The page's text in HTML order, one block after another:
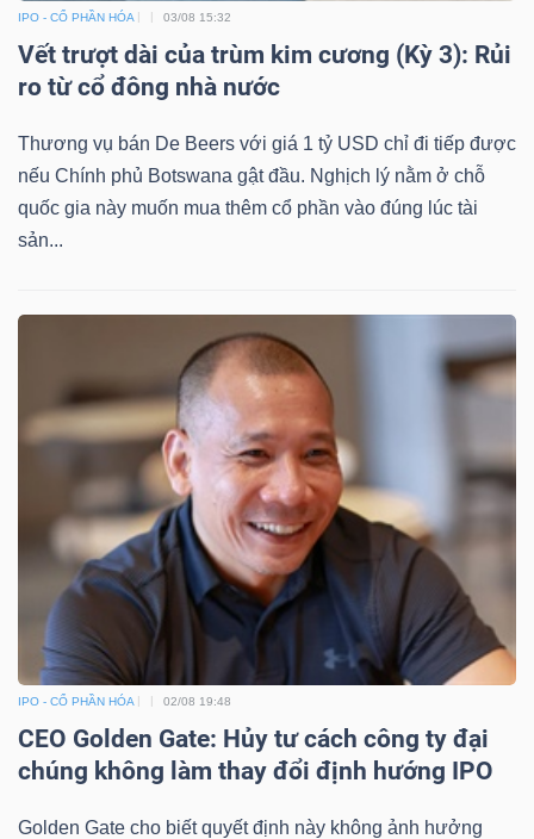
IPO - CỔ PHẦN HÓA 03/08 15:32
Vết trượt dài của trùm kim cương (Kỳ 3): Rủi
ro từ cổ đông nhà nước
Thương vụ bán De Beers với giá 1 tỷ USD chỉ đi tiếp được
nếu Chính phủ Botswana gật đầu. Nghịch lý nằm ở chỗ
quốc gia này muốn mua thêm cổ phần vào đúng lúc tài
sản...
IPO - CỔ PHẦN HÓA 02/08 19:48
CEO Golden Gate: Hủy tư cách công ty đại
chúng không làm thay đổi định hướng IPO
Golden Gate cho biết quyết định này không ảnh hưởng